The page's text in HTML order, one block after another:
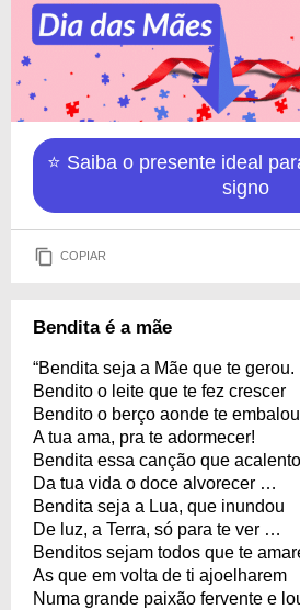
⭐ Saiba o presente ideal
signo
COPIAR
Bendita é a mãe
“Bendita seja a Mãe que te gerou.
Bendito o leite que te fez crescer
Bendito o berço aonde te embalou
A tua ama, pra te adormecer!
Bendita essa canção que
Da tua vida o doce alvorecer …
Bendita seja a Lua, que inundou
De luz, a Terra, só para te ver …
Benditos sejam todos que te
As que em volta de ti ajoelharem
Numa grande paixão fervente e